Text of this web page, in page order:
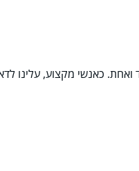
כאנשי מקצוע, עלינו